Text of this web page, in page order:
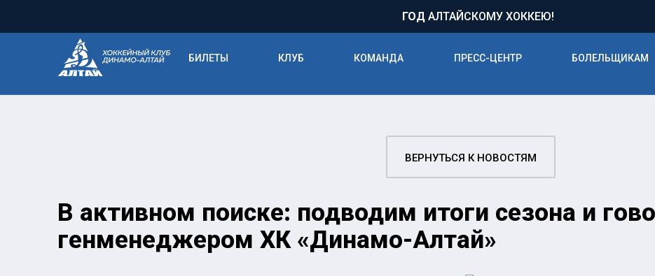
ГОДАЛТАЙСКОМУ ХОККЕЮ!
БИЛЕТЫ КЛУБ КОМАНДА ПРЕСС-ЦЕНТР БОЛЕЛЬЩИКАМ
ВЕРНУТЬСЯ К НОВОСТЯМ
В активном поиске: подводим итоги сезона и
генменеджером ХК «Динамо-Алтай»